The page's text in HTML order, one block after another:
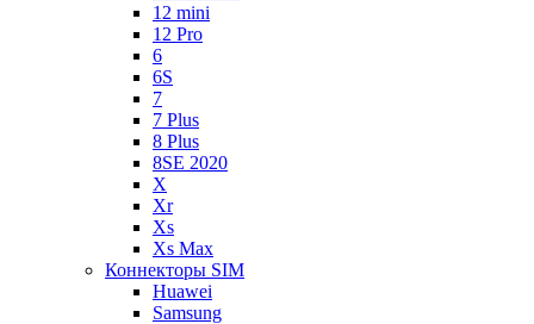
12 mini
12 Pro
6
6S
7
7 Plus
8 Plus
8SE 2020
X
Xr
Xs
Xs Max
Коннекторы SIM
Huawei
Samsung